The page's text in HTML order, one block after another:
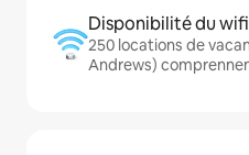
Disponibilité du wifi
250 locations de
Andrews)